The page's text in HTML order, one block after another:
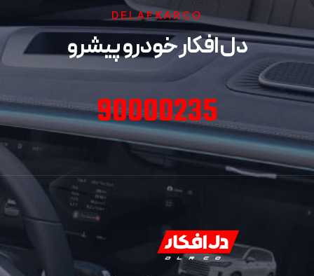
DELAFKARCO
دل افکار خودرو پیشرو
90000235